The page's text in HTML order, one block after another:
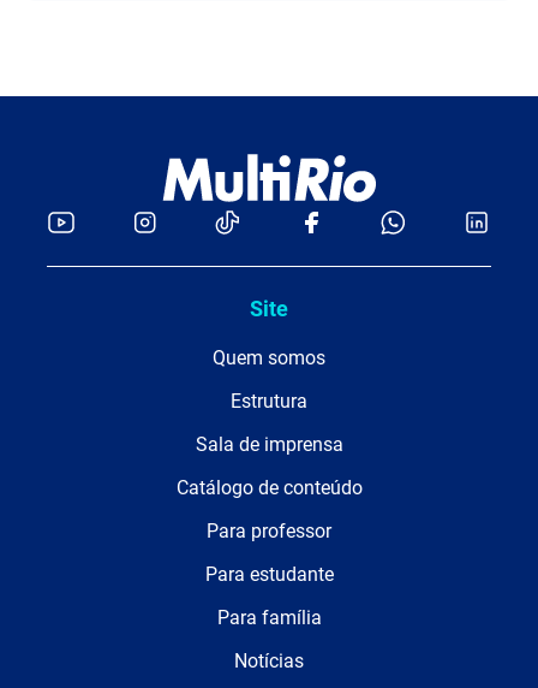
Site
Quem somos
Estrutura
Sala de imprensa
Catálogo de conteúdo
Para professor
Para estudante
Para família
Notícias